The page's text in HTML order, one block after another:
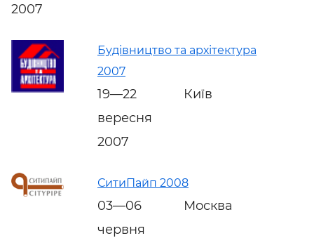
2007
Будівництво та архітектура
2007
19—22
вересня
2007
Київ
СитиПайп 2008
03—06
червня
Москва